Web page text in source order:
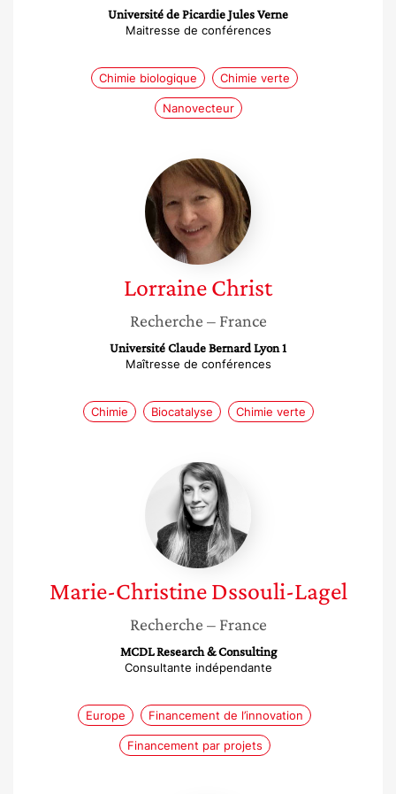
Université de Picardie Jules Verne
Maitresse de conférences
Chimie biologique Chimie verte
Nanovecteur
Lorraine
Christ
LorraineChrist
Recherche – France
Université Claude Bernard Lyon 1
Maîtresse de conférences
Chimie Biocatalyse Chimie verte
Marie-
Christine
Dssouli-
Lagel
Marie-Christine Dssouli-Lagel
Recherche – France
MCDL Research & Consulting
Consultante indépendante
Europe Financement de l’innovation
Financement par projets